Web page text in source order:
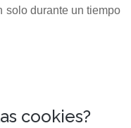
solo durante un tiempo
cookies?